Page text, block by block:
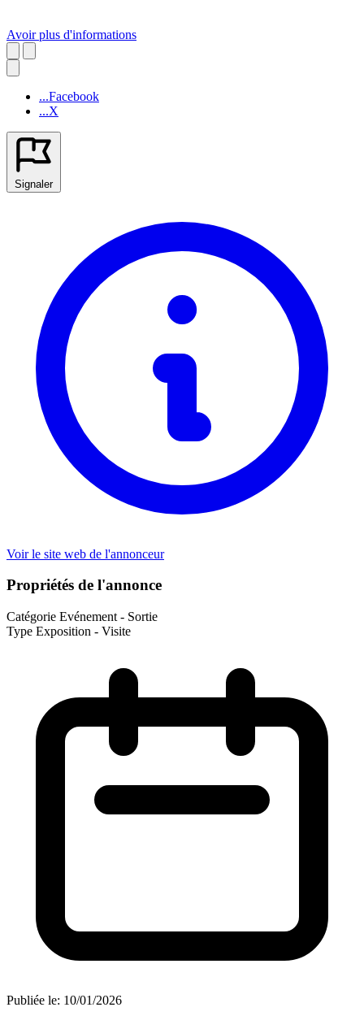
Avoir plus d'informations
...Facebook
...X
Signaler
Voir le site web de l'annonceur
Propriétés de l'annonce
Catégorie Evénement - Sortie
Type Exposition - Visite
Publiée le: 10/01/2026